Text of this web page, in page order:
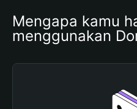
Mengapa kamu
menggunakan